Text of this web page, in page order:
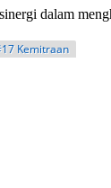
dalam
Kemitraan